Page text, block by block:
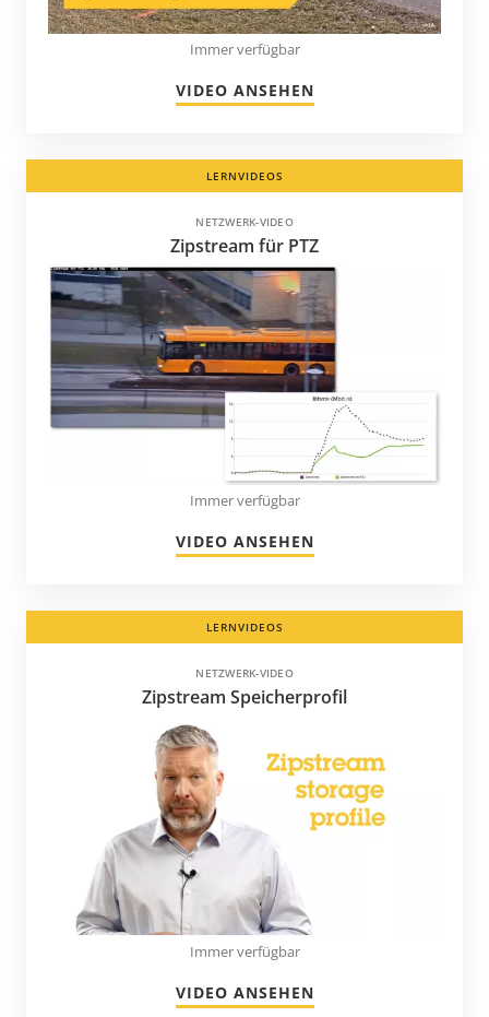
Immer verfügbar
VIDEO ANSEHEN
LERNVIDEOS
NETZWERK-VIDEO
Zipstream für PTZ
Immer verfügbar
VIDEO ANSEHEN
LERNVIDEOS
NETZWERK-VIDEO
Zipstream Speicherprofil
Immer verfügbar
VIDEO ANSEHEN